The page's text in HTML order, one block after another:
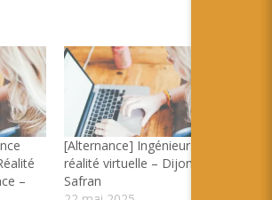
–
[Alternance] Ingénieur
réalité virtuelle – Dijon –
Safran